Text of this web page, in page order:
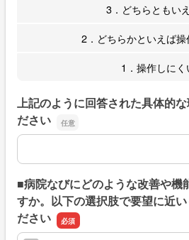
3．どちらともい
2．どちらかといえば
1．操作しにく
上記のように回答された具体的
ださい
上記のように回答された具体的
■病院なびにどのような改善や機
すか。以下の選択肢で要望に近
ださい